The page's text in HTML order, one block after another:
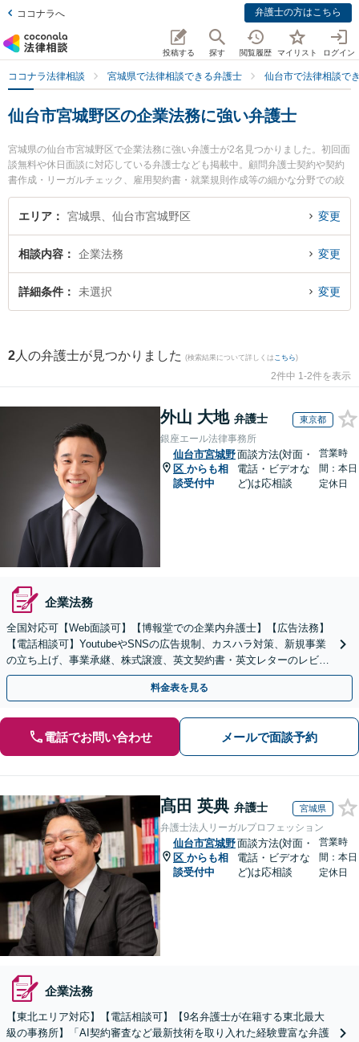
ココナラへ 弁護士の方はこちら
投稿する 探す 閲覧履歴 マイリスト ログイン
ココナラ法律相談 宮城県で法律相談できる弁護士 仙台市で法律相談で
仙台市宮城野区の企業法務に強い弁護士
宮城県の仙台市宮城野区で企業法務に強い弁護士が2名見つかりました。初回面
談無料や休日面談に対応している弁護士なども掲載中。顧問弁護士契約や契約
書作成・リーガルチェック、雇用契約書・就業規則作成等の細かな分野での絞
り込み検索もでき便利です。特に仙台榴岡法律事務所の小澤 宏大弁護士や弁護
士法人法律事務所せんだいの田中 航弁護士のプロフィール情報や弁護士費用、
実績豊富な近くの弁護士を検索したい』『初回相談無料で企業法務を法律相談
できる仙台市宮城野区内の弁護士に相談予約したい』などでお困りの相談者さ
んにおすすめです。
エリア 宮城県、仙台市宮城野区 変更
相談内容 企業法務 変更
詳細条件 未選択 変更
2 人の弁護士が見つかりました (検索結果について詳しくは こちら)
2件中 1-2件を表示
外山 大地 弁護士 東京都
銀座エール法律事務所
仙台市宮城野
区 からも相
談受付中
面談方法(対面・
電話・ビデオな
ど)は応相談
営業時
間：本日
定休日
企業法務
全国対応可【Web面談可】【博報堂での企業内弁護士】【広告法務】
【電話相談可】YoutubeやSNSの広告規制、カスハラ対策、新規事業
の立ち上げ、事業承継、株式譲渡、英文契約書・英文レターのレビュ
ー・ドラフトなどに対応。
料金表を見る
電話でお問い合わせ メールで面談予約
髙田 英典 弁護士 宮城県
弁護士法人リーガルプロフェッション
仙台市宮城野
区 からも相
談受付中
面談方法(対面・
電話・ビデオな
ど)は応相談
営業時
間：本日
定休日
企業法務
【東北エリア対応】【電話相談可】【9名弁護士が在籍する東北最大
級の事務所】「AI契約審査など最新技術を取り入れた経験豊富な弁護